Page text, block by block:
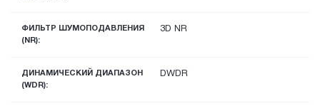
ФИЛЬТР ШУМОПОДАВЛЕНИЯ
(NR):
3D NR
ДИНАМИЧЕСКИЙ ДИАПАЗОН
(WDR):
DWDR